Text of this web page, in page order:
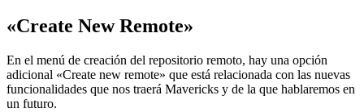
«Create New Remote»
En el menú de creación del repositorio remoto, hay una opción
adicional «Create new remote» que está relacionada con las nuevas
funcionalidades que nos traerá Mavericks y de la que hablaremos en
un futuro.